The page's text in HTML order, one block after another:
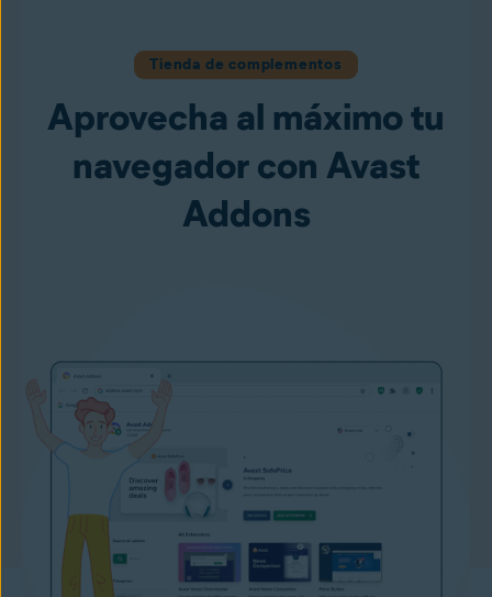
Tienda de complementos
Aprovecha al máximo tu
navegador con Avast
Addons